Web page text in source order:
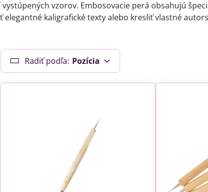
vzorov. Embosovacie perá obsahujú
elegantné kaligrafické texty alebo kresliť vlastné
Radiť podľa: Pozícia